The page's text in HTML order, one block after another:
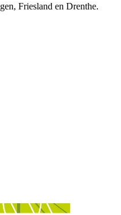
Friesland en Drenthe.